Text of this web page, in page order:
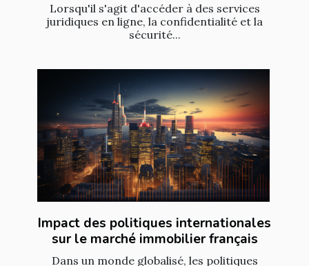
Lorsqu'il s'agit d'accéder à des services
juridiques en ligne, la confidentialité et la
sécurité...
Impact des politiques internationales
sur le marché immobilier français
Dans un monde globalisé, les politiques